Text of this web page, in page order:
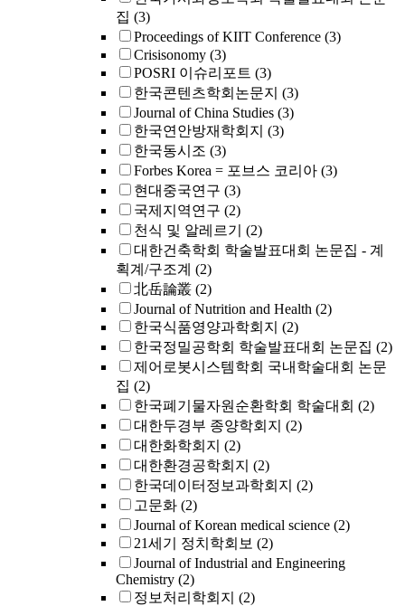
집 (3)
Proceedings of KIIT Conference (3)
Crisisonomy (3)
POSRI 이슈리포트 (3)
한국콘텐츠학회논문지 (3)
Journal of China Studies (3)
한국연안방재학회지 (3)
한국동시조 (3)
Forbes Korea = 포브스 코리아 (3)
현대중국연구 (3)
국제지역연구 (2)
천식 및 알레르기
(2)
대한건축학회 학술발표대회 논문집 - 계
획계/구조계 (2)
北岳論叢 (2)
Journal of Nutrition and Health (2)
한국식품영양과학회지 (2)
한국정밀공학회 학술발표대회 논문집 (2)
제어로봇시스템학회 국내학술대회 논문
집 (2)
한국폐기물자원순환학회 학술대회 (2)
대한두경부 종양학회지 (2)
대한화학회지 (2)
대한환경공학회지 (2)
한국데이터정보과학회지 (2)
고문화 (2)
Journal of Korean medical science (2)
21세기 정치학회보 (2)
Journal of Industrial and Engineering
Chemistry (2)
정보처리학회지 (2)